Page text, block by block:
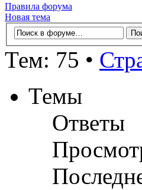
Правила форума
Новая тема
Тем: 75 •
Темы
Ответы